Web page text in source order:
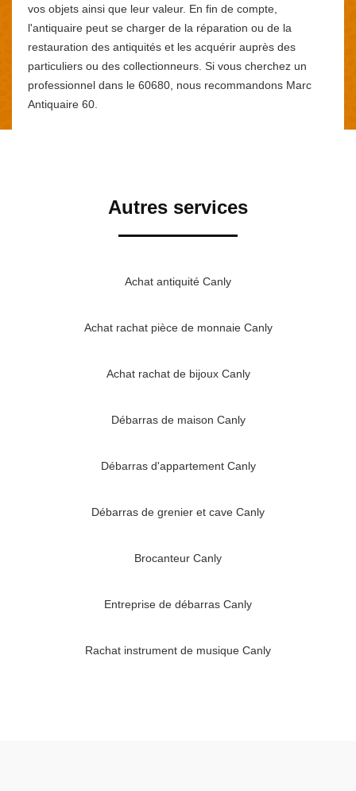
vos objets ainsi que leur valeur. En fin de compte,
l'antiquaire peut se charger de la réparation ou de la
restauration des antiquités et les acquérir auprès des
particuliers ou des collectionneurs. Si vous cherchez un
professionnel dans le 60680, nous recommandons Marc
Antiquaire 60.
Autres services
Achat antiquité Canly
Achat rachat pièce de monnaie Canly
Achat rachat de bijoux Canly
Débarras de maison Canly
Débarras d'appartement Canly
Débarras de grenier et cave Canly
Brocanteur Canly
Entreprise de débarras Canly
Rachat instrument de musique Canly